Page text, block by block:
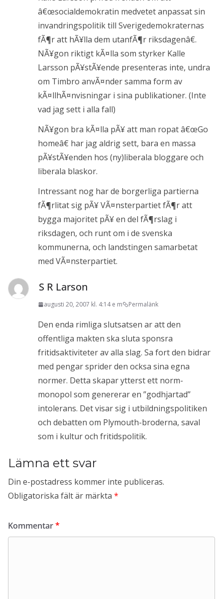
â€œsocialdemokratin medvetet anpassat sin
invandringspolitik till Sverigedemokraternas
fÃ¶r att hÃ¥lla dem utanfÃ¶r riksdagenâ€.
NÃ¥gon riktigt kÃ¤lla som styrker Kalle
Larsson pÃ¥stÃ¥ende presenteras inte, undra
om Timbro anvÃ¤nder samma form av
kÃ¤llhÃ¤nvisningar i sina publikationer. (Inte
vad jag sett i alla fall)
NÃ¥gon bra kÃ¤lla pÃ¥ att man ropat â€œGo
homeâ€ har jag aldrig sett, bara en massa
pÃ¥stÃ¥enden hos (ny)liberala bloggare och
liberala blaskor.
Intressant nog har de borgerliga partierna
fÃ¶rlitat sig pÃ¥ VÃ¤nsterpartiet fÃ¶r att
bygga majoritet pÃ¥ en del fÃ¶rslag i
riksdagen, och runt om i de svenska
kommunerna, och landstingen samarbetat
med VÃ¤nsterpartiet.
S R Larson
augusti 20, 2007 kl. 4:14 e m Permalänk
Den enda rimliga slutsatsen ar att den
offentliga makten ska sluta sponsra
fritidsaktiviteter av alla slag. Sa fort den bidrar
med pengar sprider den ocksa sina egna
normer. Detta skapar ytterst ett norm-
monopol som genererar en ”godhjartad”
intolerans. Det visar sig i utbildningspolitiken
och debatten om Plymouth-broderna, saval
som i kultur och fritidspolitik.
Lämna ett svar
Din e-postadress kommer inte publiceras.
Obligatoriska fält är märkta *
Kommentar*